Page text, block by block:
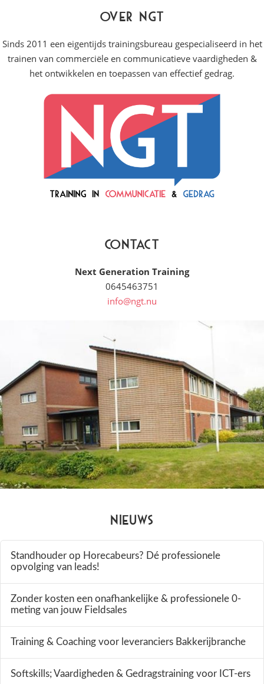
Over NGT
Sinds 2011 een eigentijds trainingsbureau gespecialiseerd in het
trainen van commerciële en communicatieve vaardigheden &
het ontwikkelen en toepassen van effectief gedrag.
Contact
Next Generation Training
0645463751
info@ngt.nu
Nieuws
Standhouder op Horecabeurs? Dé professionele
opvolging van leads!
Zonder kosten een onafhankelijke & professionele 0-
meting van jouw Fieldsales
Training & Coaching voor leveranciers Bakkerijbranche
Softskills; Vaardigheden & Gedragstraining voor ICT-ers